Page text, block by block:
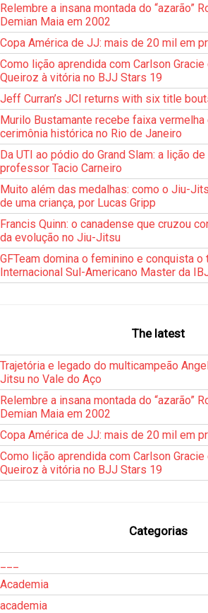
Relembre a insana montada do “azarão”
Demian Maia em 2002
Copa América de JJ: mais de 20 mil em
Como lição aprendida com Carlson
Queiroz à vitória no BJJ Stars 19
Jeff Curran’s JCI returns with six title
Murilo Bustamante recebe faixa vermelha
cerimônia histórica no Rio de Janeiro
Da UTI ao pódio do Grand Slam: a lição
professor Tacio Carneiro
Muito além das medalhas: como o Jiu-
de uma criança, por Lucas Gripp
Francis Quinn: o canadense que cruzou
da evolução no Jiu-Jitsu
GFTeam domina o feminino e conquista o
Internacional Sul-Americano Master da
The latest
Trajetória e legado do multicampeão
Jitsu no Vale do Aço
Relembre a insana montada do “azarão”
Demian Maia em 2002
Copa América de JJ: mais de 20 mil em
Como lição aprendida com Carlson
Queiroz à vitória no BJJ Stars 19
Categorias
Academia
academia